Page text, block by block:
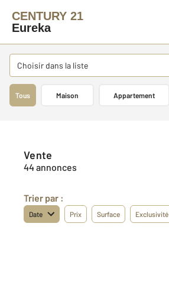
CENTURY 21
Eureka
Choisir dans la liste
Tous Maison Appartement
Vente
44 annonces
Trier par :
Date Prix Surface Exclusivité